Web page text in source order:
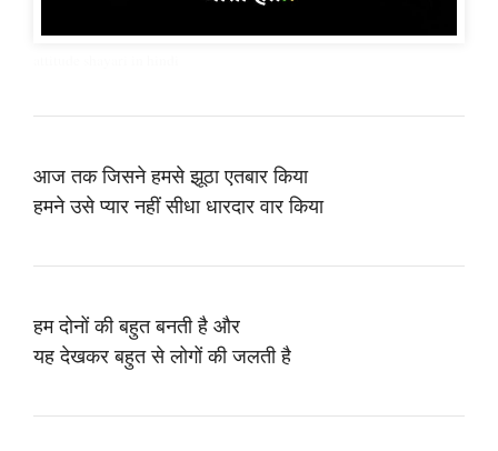
आज तक जिसने हमसे झूठा एतबार किया
हमने उसे प्यार नहीं सीधा धारदार वार किया
हम दोनों की बहुत बनती है और
यह देखकर बहुत से लोगों की जलती है